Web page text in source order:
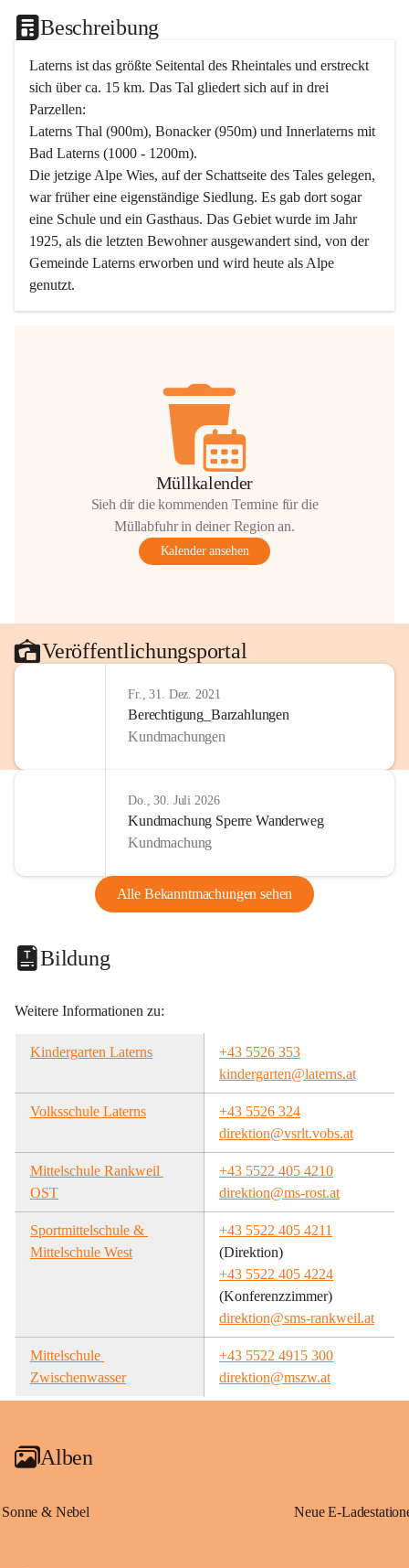
Beschreibung
Laterns ist das größte Seitental des Rheintales und erstreckt
sich über ca. 15 km. Das Tal gliedert sich auf in drei
Parzellen:
Laterns Thal (900m), Bonacker (950m) und Innerlaterns mit
Bad Laterns (1000 - 1200m).
Die jetzige Alpe Wies, auf der Schattseite des Tales gelegen,
war früher eine eigenständige Siedlung. Es gab dort sogar
eine Schule und ein Gasthaus. Das Gebiet wurde im Jahr
1925, als die letzten Bewohner ausgewandert sind, von der
Gemeinde Laterns erworben und wird heute als Alpe
genutzt.
Müllkalender
Sieh dir die kommenden Termine für die
Müllabfuhr in deiner Region an.
Kalender ansehen
Veröffentlichungsportal
Fr., 31. Dez. 2021
Berechtigung_Barzahlungen
Kundmachungen
Do., 30. Juli 2026
Kundmachung Sperre Wanderweg
Kundmachung
Alle Bekanntmachungen sehen
Bildung
Weitere Informationen zu:
Kindergarten Laterns
+43 5526 353
kindergarten@laterns.at
Volksschule Laterns
+43 5526 324
direktion@vsrlt.vobs.at
Mittelschule Rankweil
OST
+43 5522 405 4210
direktion@ms-rost.at
Sportmittelschule &
Mittelschule West
+43 5522 405 4211
(Direktion)
+43 5522 405 4224
(Konferenzzimmer)
direktion@sms-rankweil.at
Mittelschule
Zwischenwasser
+43 5522 4915 300
direktion@mszw.at
Alben
Sonne & Nebel